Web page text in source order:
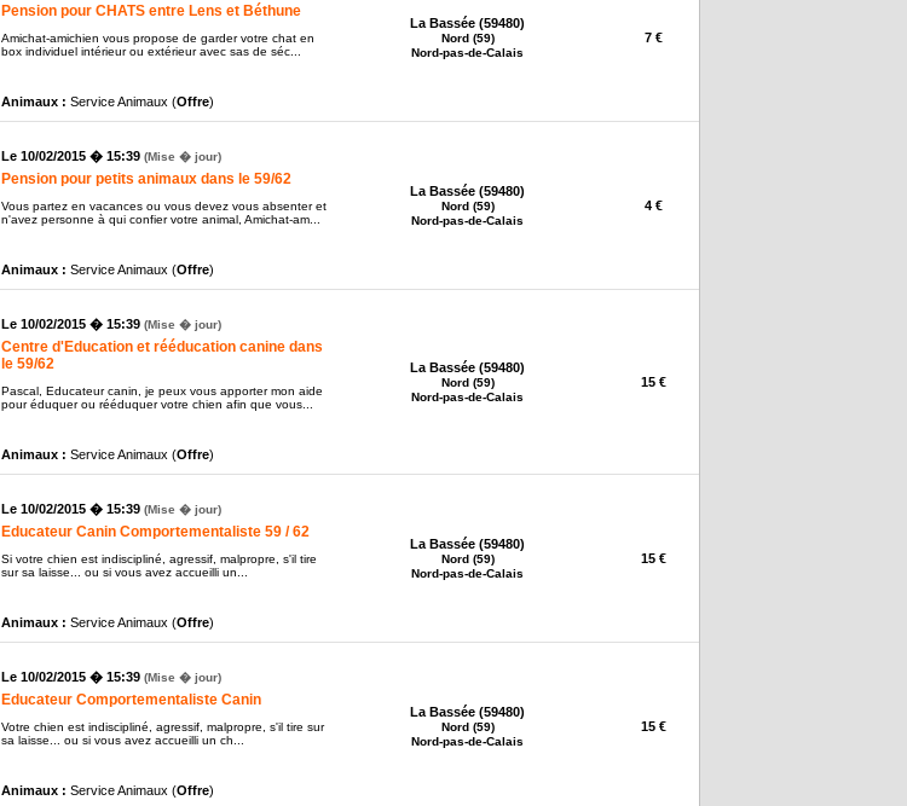
Pension pour CHATS entre Lens et Béthune
Amichat-amichien vous propose de garder votre chat en
box individuel intérieur ou extérieur avec sas de séc...
Animaux : Service Animaux (Offre)
La Bassée (59480)
Nord (59)
Nord-pas-de-Calais
7 €
Le 10/02/2015 � 15:39 (Mise � jour)
Pension pour petits animaux dans le 59/62
Vous partez en vacances ou vous devez vous absenter et
n'avez personne à qui confier votre animal, Amichat-am...
Animaux : Service Animaux (Offre)
La Bassée (59480)
Nord (59)
Nord-pas-de-Calais
4 €
Le 10/02/2015 � 15:39 (Mise � jour)
Centre d'Education et rééducation canine dans
le 59/62
Pascal, Educateur canin, je peux vous apporter mon aide
pour éduquer ou rééduquer votre chien afin que vous...
Animaux : Service Animaux (Offre)
La Bassée (59480)
Nord (59)
Nord-pas-de-Calais
15 €
Le 10/02/2015 � 15:39 (Mise � jour)
Educateur Canin Comportementaliste 59 / 62
Si votre chien est indiscipliné, agressif, malpropre, s'il tire
sur sa laisse... ou si vous avez accueilli un...
Animaux : Service Animaux (Offre)
La Bassée (59480)
Nord (59)
Nord-pas-de-Calais
15 €
Le 10/02/2015 � 15:39 (Mise � jour)
Educateur Comportementaliste Canin
Votre chien est indiscipliné, agressif, malpropre, s'il tire sur
sa laisse... ou si vous avez accueilli un ch...
Animaux : Service Animaux (Offre)
La Bassée (59480)
Nord (59)
Nord-pas-de-Calais
15 €